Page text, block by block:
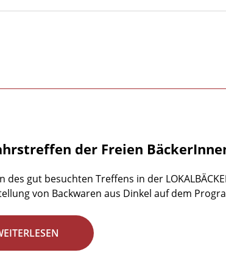
der Freien
des gut besuchten Treffens in der
von Backwaren aus Dinkel auf dem